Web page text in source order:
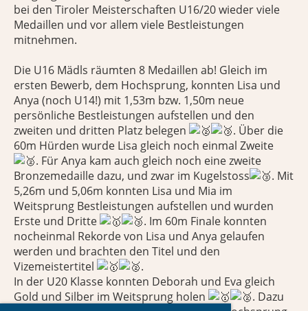
bei den Tiroler Meisterschaften U16/20 wieder viele
Medaillen und vor allem viele Bestleistungen
mitnehmen.
Die U16 Mädls räumten 8 Medaillen ab! Gleich im
ersten Bewerb, dem Hochsprung, konnten Lisa und
Anya (noch U14!) mit 1,53m bzw. 1,50m neue
persönliche Bestleistungen aufstellen und den
zweiten und dritten Platz belegen
. Über die
60m Hürden wurde Lisa gleich noch einmal Zweite
. Für Anya kam auch gleich noch eine zweite
Bronzemedaille dazu, und zwar im Kugelstoss
. Mit
5,26m und 5,06m konnten Lisa und Mia im
Weitsprung Bestleistungen aufstellen und wurden
Erste und Dritte
. Im 60m Finale konnten
nocheinmal Rekorde von Lisa und Anya gelaufen
werden und brachten den Titel und den
Vizemeistertitel
.
In der U20 Klasse konnten Deborah und Eva gleich
Gold und Silber im Weitsprung holen
. Dazu